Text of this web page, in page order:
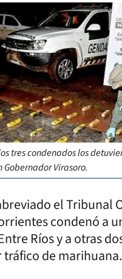
tres condenados los
Virasoro.
el Tribunal
condenó a
Ríos y a otras
tráfico de marihuana.